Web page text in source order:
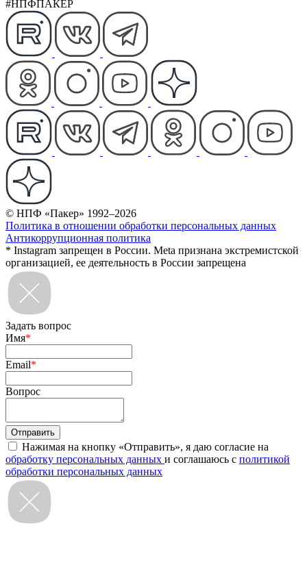
#НПФПАКЕР
© НПФ «Пакер» 1992–2026
Политика в отношении обработки персональных данных
Антикоррупционная политика
* Instagram запрещен в России. Meta признана экстремистской
организацией, ее деятельность в России запрещена
Задать вопрос
Имя*
Email*
Вопрос
Нажимая на кнопку «Отправить», я даю согласие на
обработку персональных данных и соглашаюсь с политикой
обработки персональных данных